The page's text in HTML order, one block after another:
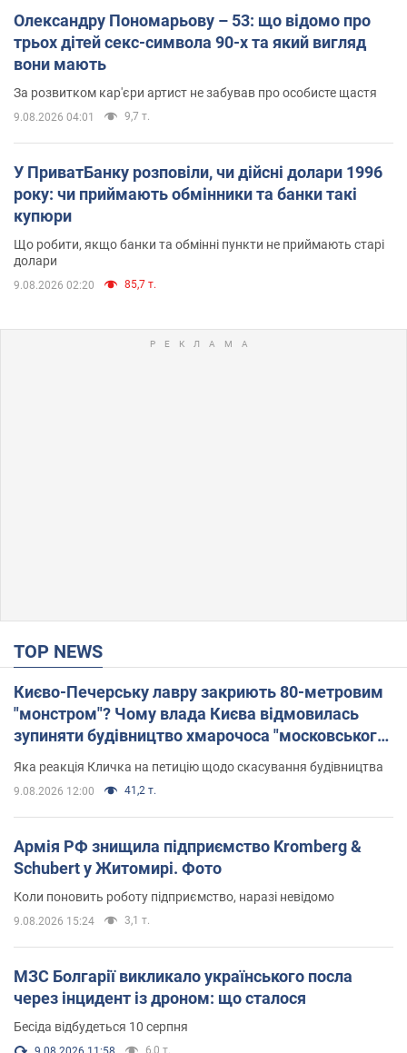
Олександру Пономарьову – 53: що відомо про
трьох дітей секс-символа 90-х та який вигляд
вони мають
За розвитком кар'єри артист не забував про особисте щастя
9.08.2026 04:01 9,7 т.
У ПриватБанку розповіли, чи дійсні долари 1996
року: чи приймають обмінники та банки такі
купюри
Що робити, якщо банки та обмінні пункти не приймають старі
долари
9.08.2026 02:20 85,7 т.
TOP NEWS
Києво-Печерську лавру закриють 80-метровим
"монстром"? Чому влада Києва відмовилась
зупиняти будівництво хмарочоса "московського
вірянина"
Яка реакція Кличка на петицію щодо скасування будівництва
9.08.2026 12:00 41,2 т.
Армія РФ знищила підприємство Kromberg &
Schubert у Житомирі. Фото
Коли поновить роботу підприємство, наразі невідомо
9.08.2026 15:24 3,1 т.
МЗС Болгарії викликало українського посла
через інцидент із дроном: що сталося
Бесіда відбудеться 10 серпня
6,0 т.